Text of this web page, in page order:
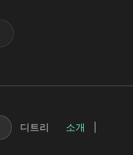
디트리 소개